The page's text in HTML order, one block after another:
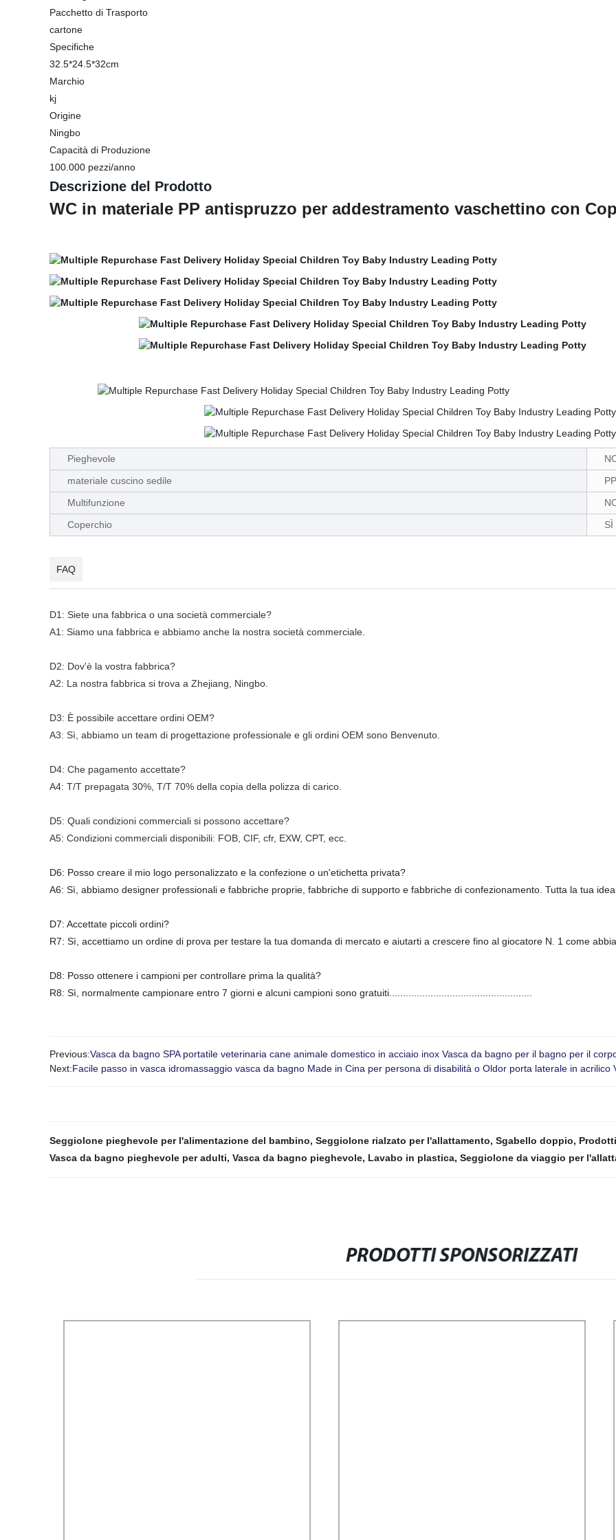
Pacchetto di Trasporto
cartone
Specifiche
32.5*24.5*32cm
Marchio
kj
Origine
Ningbo
Capacità di Produzione
100.000 pezzi/anno
Descrizione del Prodotto
WC in materiale PP antispruzzo per addestramento vaschettino con
Pieghevole
materiale cuscino sedile
PP
Multifunzione
Coperchio
SÌ
FAQ
D1: Siete una fabbrica o una società commerciale?
A1: Siamo una fabbrica e abbiamo anche la nostra società commerciale.
D2: Dov'è la vostra fabbrica?
A2: La nostra fabbrica si trova a Zhejiang, Ningbo.
D3: È possibile accettare ordini OEM?
A3: Sì, abbiamo un team di progettazione professionale e gli ordini OEM sono Benvenuto.
D4: Che pagamento accettate?
A4: T/T prepagata 30%, T/T 70% della copia della polizza di carico.
D5: Quali condizioni commerciali si possono accettare?
A5: Condizioni commerciali disponibili: FOB, CIF, cfr, EXW, CPT, ecc.
D6: Posso creare il mio logo personalizzato e la confezione o un'etichetta privata?
A6: Sì, abbiamo designer professionali e fabbriche proprie, fabbriche di supporto e fabbriche di confezionamento. Tutta la tua
D7: Accettate piccoli ordini?
R7: Sì, accettiamo un ordine di prova per testare la tua domanda di mercato e aiutarti a crescere fino al giocatore N. 1 come
D8: Posso ottenere i campioni per controllare prima la qualità?
R8: Sì, normalmente campionare entro 7 giorni e alcuni campioni sono gratuiti....................................................
Previous:Vasca da bagno SPA portatile veterinaria cane animale domestico in acciaio inox Vasca da bagno per il bagno per il
Next:Facile passo in vasca idromassaggio vasca da bagno Made in Cina per persona di disabilità o Oldor porta laterale in acrilico
Seggiolone pieghevole per l'alimentazione del bambino, Seggiolone rialzato per l'allattamento, Sgabello doppio,
Vasca da bagno pieghevole per adulti, Vasca da bagno pieghevole, Lavabo in plastica, Seggiolone da viaggio per
PRODOTTI SPONSORIZZATI